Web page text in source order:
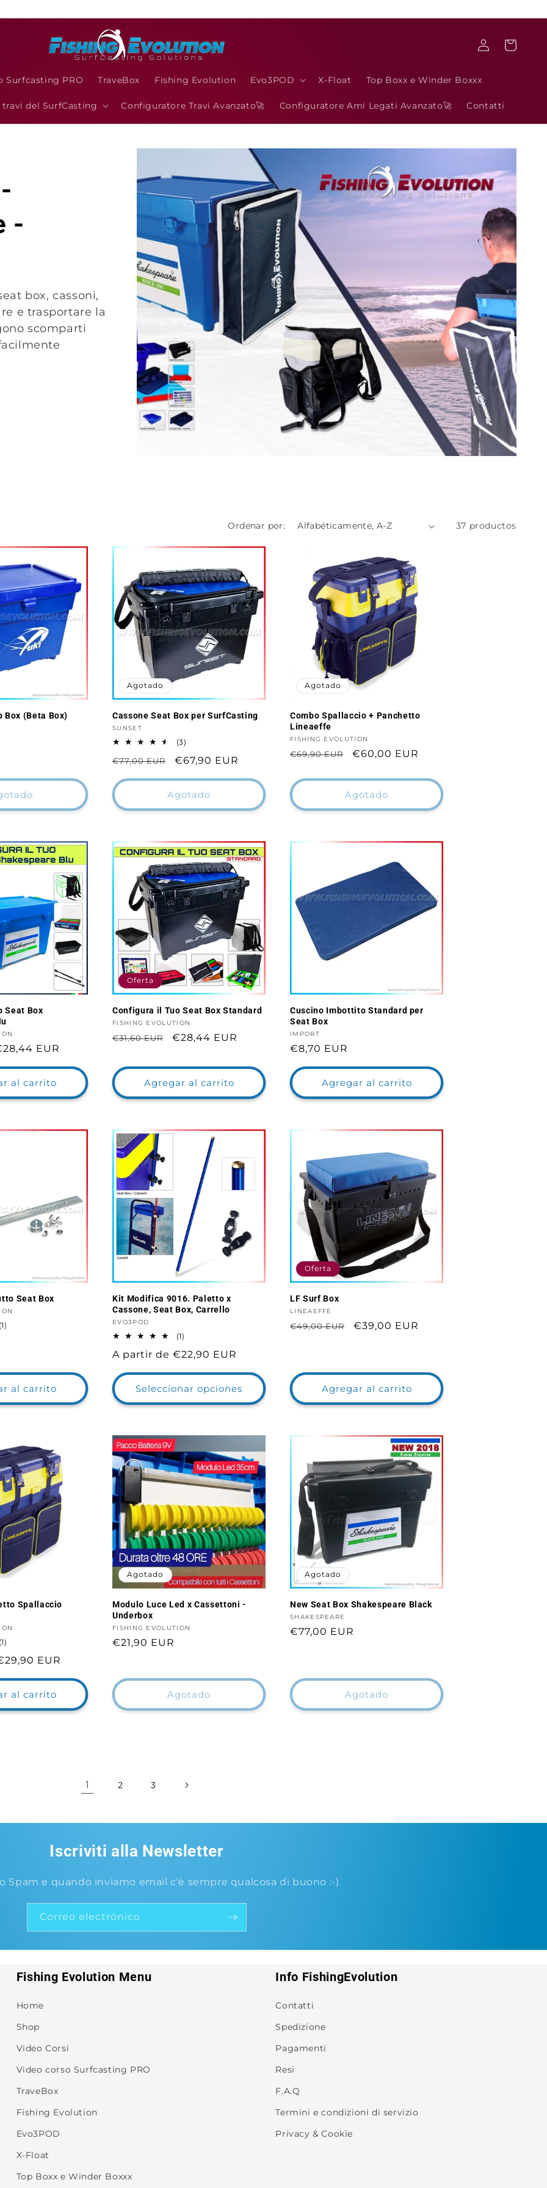
Surfcasting PRO TraveBox Fishing Evolution Evo3POD X-Float Top Boxx e Winder Boxxx
travi del SurfCasting Configuratore Travi Avanzato🚀 Configuratore Ami Legati Avanzato🚀 Contatti
Iniciar
sesión
Carrito
-
box, cassoni,
e trasportare la
scomparti
Ordenar por: 37 productos
Box (Beta Box)
Agotado
Cassone Seat Box per SurfCasting
Proveedor:
SUNSET
(3)
totales
Precio
habitual
€77,00 EUR
Precio
de
oferta
€67,90 EUR
Agotado
Agotado
Combo Spallaccio + Panchetto
Lineaeffe
Proveedor:
FISHING EVOLUTION
Precio
€69,90 EUR
Precio
oferta
€60,00 EUR
Agotado
Seat Box
oferta
EUR
al carrito
Oferta
Configura il Tuo Seat Box Standard
Proveedor:
FISHING EVOLUTION
Precio
€31,60 EUR
Precio
oferta
€28,44 EUR
Agregar al carrito
Cuscino Imbottito Standard per
Seat Box
Proveedor:
IMPORT
Precio
habitual
€8,70 EUR
Agregar al carrito
Seat Box
(1)
al carrito
Kit Modifica 9016. Paletto x
Cassone, Seat Box, Carrello
Proveedor:
EVO3POD
(1)
totales
Precio
habitual
A partir de €22,90 EUR
Seleccionar opciones
Oferta
LF Surf Box
Proveedor:
LINEAEFFE
Precio
€49,00 EUR
Precio
€39,00 EUR
Agregar al carrito
Spallaccio
(1)
totales
oferta
EUR
al carrito
Agotado
Modulo Luce Led x Cassettoni -
Underbox
Proveedor:
FISHING EVOLUTION
Precio
€21,90 EUR
Agotado
Agotado
New Seat Box Shakespeare Black
Proveedor:
SHAKESPEARE
Precio
€77,00 EUR
Agotado
1 2 3
Iscriviti alla Newsletter
Spam e quando inviamo email c'è sempre qualcosa di buono :-)
Correo electrónico
Fishing Evolution Menu
Home
Shop
Video Corsi
Video corso Surfcasting PRO
TraveBox
Fishing Evolution
Evo3POD
X-Float
Top Boxx e Winder Boxxx
Info FishingEvolution
Contatti
Spedizione
Pagamenti
Resi
F.A.Q
Termini e condizioni di servizio
Privacy & Cookie